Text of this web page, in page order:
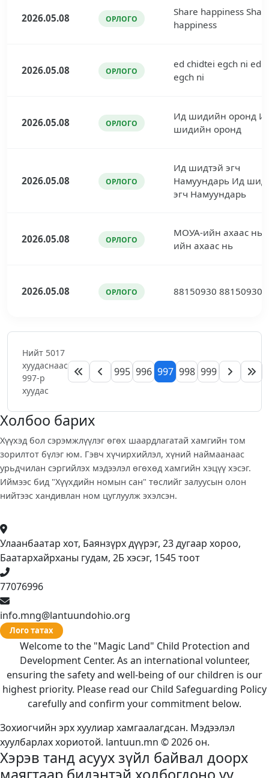
2026.05.08 ОРЛОГО
Share happiness
happiness
2026.05.08 ОРЛОГО
ed chidtei egch ni ed
egch ni
2026.05.08 ОРЛОГО
Ид шидийн оронд
шидийн оронд
2026.05.08 ОРЛОГО
Ид шидтэй эгч
Намуундарь Ид
эгч Намуундарь
2026.05.08 ОРЛОГО
МОУА-ийн ахаас нь
ийн ахаас нь
2026.05.08 ОРЛОГО 88150930 88150930
Нийт 5017
хуудаснаас
997-р
хуудас
995 996 997 998 999
Холбоо барих
Хүүхэд бол сэрэмжлүүлэг өгөх шаардлагатай хамгийн том
зорилтот бүлэг юм. Гэвч хүчирхийлэл, хүний наймаанаас
урьдчилан сэргийлэх мэдээлэл өгөхөд хамгийн хэцүү хэсэг.
Иймээс бид "Хүүхдийн номын сан" төслийг залуусын олон
нийтээс хандивлан ном цуглуулж эхэлсэн.
Улаанбаатар хот, Баянзүрх дүүрэг, 23 дугаар хороо,
Баатархайрханы гудам, 2Б хэсэг, 1545 тоот
77076996
info.mng@lantuundohio.org
Лого татах
Welcome to the "Magic Land" Child Protection and
Development Center. As an international volunteer,
ensuring the safety and well-being of our children is our
highest priority. Please read our Child Safeguarding Policy
carefully and confirm your commitment below.
Зохиогчийн эрх хуулиар хамгаалагдсан. Мэдээлэл
хуулбарлах хориотой. lantuun.mn © 2026 он.
Хэрэв танд асуух зүйл байвал доорх